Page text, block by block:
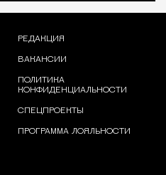
РЕДАКЦИЯ
ВАКАНСИИ
ПОЛИТИКА
КОНФИДЕНЦИАЛЬНОСТИ
СПЕЦПРОЕКТЫ
ПРОГРАММА ЛОЯЛЬНОСТИ